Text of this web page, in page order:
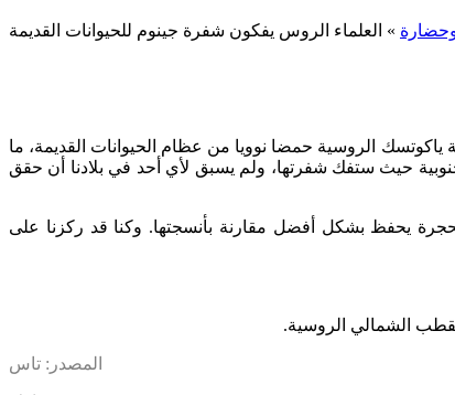
» العلماء الروس يفكون شفرة جينوم للحيوانات القديمة
الروسية حمضا نوويا من عظام الحيوانات القديمة، ما
حيث ستفك شفرتها، ولم يسبق لأي أحد في بلادنا أن حقق
يحفظ بشكل أفضل مقارنة بأنسجتها. وكنا قد ركزنا على
المصدر: تاس